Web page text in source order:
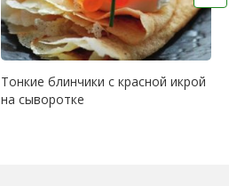
Тонкие блинчики с красной икрой
на сыворотке